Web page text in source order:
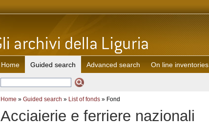
Home Guided search Advanced search On line inventories
Home » Guided search » List of fonds » Fond
Acciaierie e ferriere nazionali